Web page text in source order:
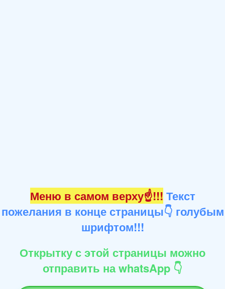
Меню в самом верху☝!!! Текст
пожелания в конце страницы👇 голубым
шрифтом!!!
Открытку с этой страницы можно
отправить на whatsApp 👇